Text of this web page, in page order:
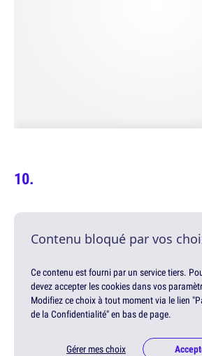
Contenu bloqué par vos
Ce contenu est fourni par un service tiers.
devez accepter les cookies dans vos
Modifiez ce choix à tout moment via le lien
de la Confidentialité" en bas de page.
Gérer mes choix